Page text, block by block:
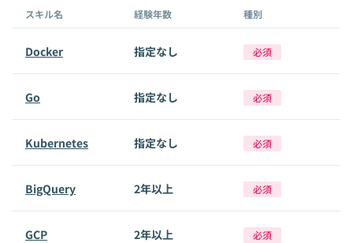
スキル名 経験年数 種別
Docker 指定なし 必須
Go 指定なし 必須
Kubernetes 指定なし 必須
BigQuery 2年以上 必須
GCP 2年以上 必須